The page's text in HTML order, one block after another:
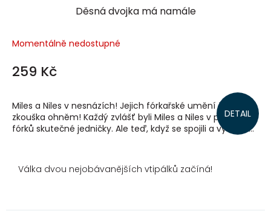
Děsná dvojka má namále
Momentálně nedostupné
259 Kč
DETAIL
Miles a Niles v nesnázích! Jejich fórkařské umění čeká
zkouška ohněm! Každý zvlášť byli Miles a Niles v provádění
fórků skutečné jedničky. Ale teď, když se spojili a vytvořili...
Válka dvou nejobávanějších vtipálků začíná!